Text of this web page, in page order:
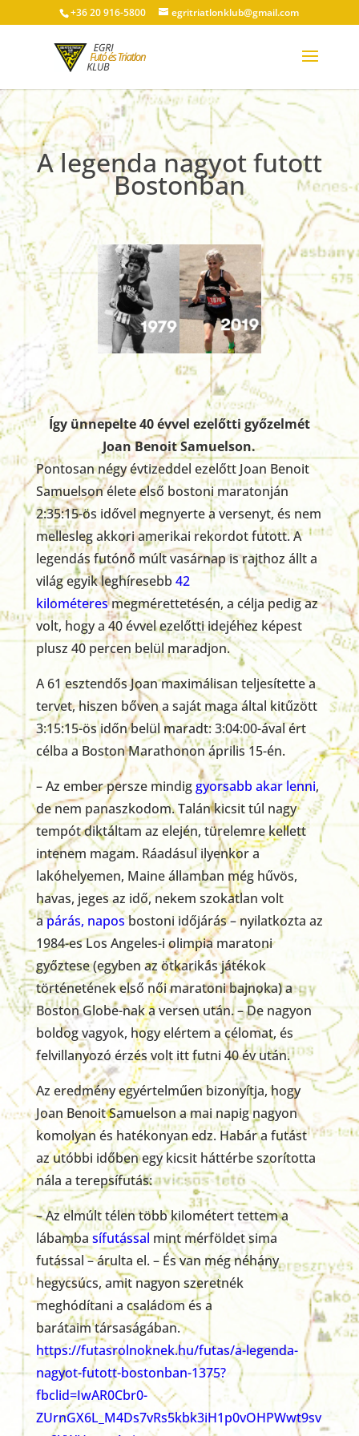
+36 20 916-5800 egritriatlonklub@gmail.com
A legenda nagyot futott
Bostonban
Így ünnepelte 40 évvel ezelőtti győzelmét
Joan Benoit Samuelson.
Pontosan négy évtizeddel ezelőtt Joan Benoit
Samuelson élete első bostoni maratonján
2:35:15-ös idővel megnyerte a versenyt, és nem
mellesleg akkori amerikai rekordot futott. A
legendás futónő múlt vasárnap is rajthoz állt a
világ egyik leghíresebb 42
kilométeres megmérettetésén, a célja pedig az
volt, hogy a 40 évvel ezelőtti idejéhez képest
plusz 40 percen belül maradjon.
A 61 esztendős Joan maximálisan teljesítette a
tervet, hiszen bőven a saját maga által kitűzött
3:15:15-ös időn belül maradt: 3:04:00-ával ért
célba a Boston Marathonon április 15-én.
– Az ember persze mindiggyorsabb akar lenni,
de nem panaszkodom. Talán kicsit túl nagy
tempót diktáltam az elején, türelemre kellett
intenem magam. Ráadásul ilyenkor a
lakóhelyemen, Maine államban még hűvös,
havas, jeges az idő, nekem szokatlan volt
apárás, naposbostoni időjárás – nyilatkozta az
1984-es Los Angeles-i olimpia maratoni
győztese (egyben az ötkarikás játékok
történetének első női maratoni bajnoka) a
Boston Globe-nak a versen után. – De nagyon
boldog vagyok, hogy elértem a célomat, és
felvillanyozó érzés volt itt futni 40 év után.
Az eredmény egyértelműen bizonyítja, hogy
Joan Benoit Samuelson a mai napig nagyon
komolyan és hatékonyan edz. Habár a futást
az utóbbi időben egy kicsit háttérbe szorította
nála a terepsífutás:
– Az elmúlt télen több kilométert tettem a
lábamba sífutással mint mérföldet sima
futással – árulta el. – És van még néhány
hegycsúcs, amit nagyon szeretnék
meghódítani a családom és a
barátaim társaságában.
https://futasrolnoknek.hu/futas/a-legenda-
nagyot-futott-bostonban-1375?
fbclid=IwAR0Cbr0-
ZUrnGX6L_M4Ds7vRs5kbk3iH1p0vOHPWwt9sv